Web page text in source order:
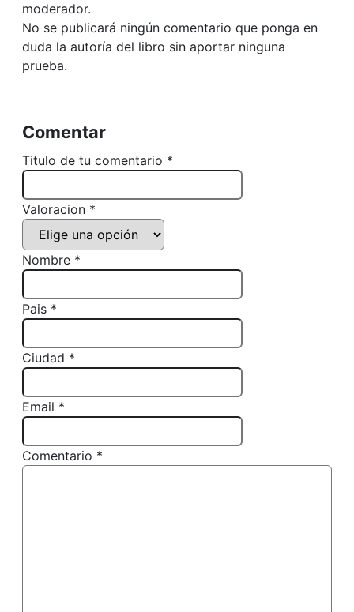
moderador.
No se publicará ningún comentario que ponga en
duda la autoría del libro sin aportar ninguna
prueba.
Comentar
Titulo de tu comentario *
Valoracion *
Nombre *
Pais *
Ciudad *
Email *
Comentario *